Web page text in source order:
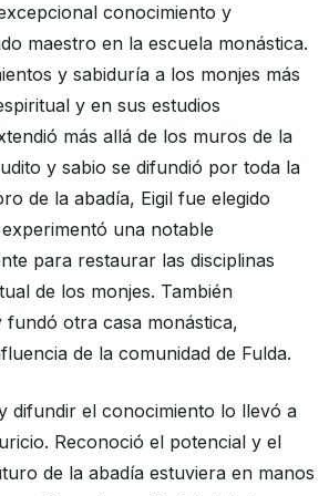
conocimiento y
maestro en la escuela monástica.
y sabiduría a los monjes más
y en sus estudios
más allá de los muros de la
y sabio se difundió por toda la
de la abadía, Eigil fue elegido
una notable
para restaurar las disciplinas
de los monjes. También
otra casa monástica,
de la comunidad de Fulda.
difundir el conocimiento lo llevó a
Reconoció el potencial y el
de la abadía estuviera en manos